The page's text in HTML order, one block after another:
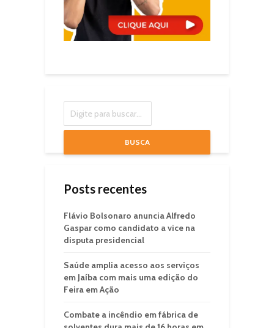
BUSCA
Posts recentes
Flávio Bolsonaro anuncia Alfredo
Gaspar como candidato a vice na
disputa presidencial
Saúde amplia acesso aos serviços
em Jaíba com mais uma edição do
Feira em Ação
Combate a incêndio em fábrica de